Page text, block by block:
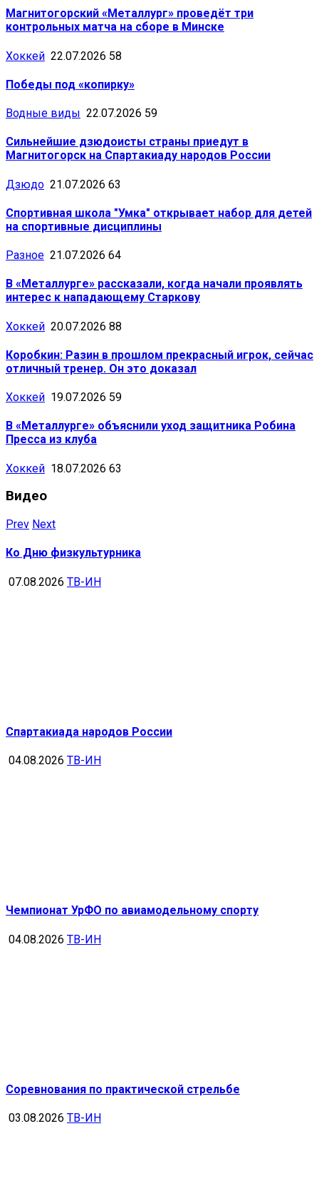
Магнитогорский «Металлург» проведёт три
контрольных матча на сборе в Минске
Хоккей 22.07.2026 58
Победы под «копирку»
Водные виды 22.07.2026 59
Сильнейшие дзюдоисты страны приедут в
Магнитогорск на Спартакиаду народов России
Дзюдо 21.07.2026 63
Спортивная школа "Умка" открывает набор для детей
на спортивные дисциплины
Разное 21.07.2026 64
В «Металлурге» рассказали, когда начали проявлять
интерес к нападающему Старкову
Хоккей 20.07.2026 88
Коробкин: Разин в прошлом прекрасный игрок, сейчас
отличный тренер. Он это доказал
Хоккей 19.07.2026 59
В «Металлурге» объяснили уход защитника Робина
Пресса из клуба
Хоккей 18.07.2026 63
Видео
Prev Next
Ко Дню физкультурника
07.08.2026 ТВ-ИН
Спартакиада народов России
04.08.2026 ТВ-ИН
Чемпионат УрФО по авиамодельному спорту
04.08.2026 ТВ-ИН
Соревнования по практической стрельбе
03.08.2026 ТВ-ИН